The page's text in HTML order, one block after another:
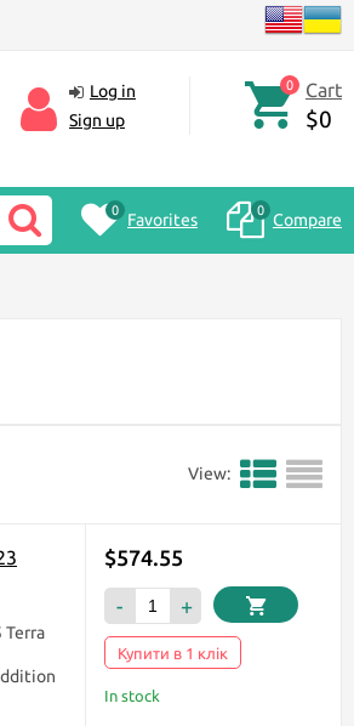
Log in
Sign up
0 Cart
$0
0 Favorites 0 Compare
View:
Terra
$574.55
- +
Купити в 1 клік
In stock